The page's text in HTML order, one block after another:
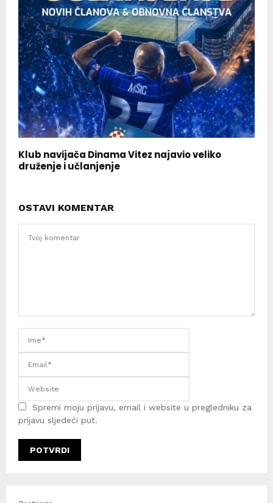
Klub navijača Dinama Vitez najavio veliko
druženje i učlanjenje
OSTAVI KOMENTAR
Spremi moju prijavu, email i website u pregledniku za
prijavu sljedeći put.